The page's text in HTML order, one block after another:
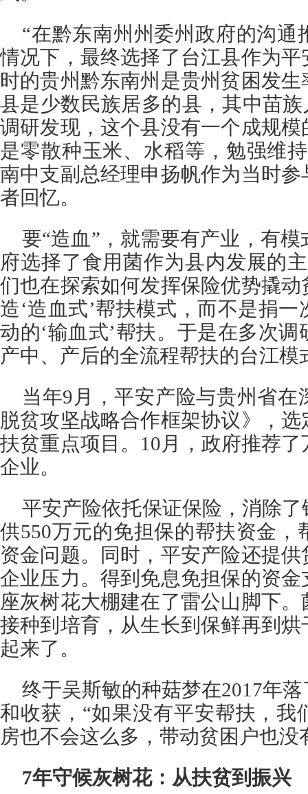
“在黔东南州州委州政府的沟通
情况下，最终选择了台江县作为
时的贵州黔东南州是贵州贫困发
县是少数民族居多的县，其中苗
调研发现，这个县没有一个成规
是零散种玉米、水稻等，勉强维
南中支副总经理申扬帆作为当时
者回忆。
要“造血”，就需要有产业，有
府选择了食用菌作为县内发展的
们也在探索如何发挥保险优势撬
造‘造血式’帮扶模式，而不是捐
动的‘输血式’帮扶。于是在多次
产中、产后的全流程帮扶的台江模
当年9月，平安产险与贵州省在
脱贫攻坚战略合作框架协议》，
扶贫重点项目。10月，政府推荐
企业。
平安产险依托保证保险，消除
供550万元的免担保的帮扶资金，
资金问题。同时，平安产险还提
企业压力。得到免息免担保的资
座灰树花大棚建在了雷公山脚下
接种到培育，从生长到保鲜再到
起来了。
终于吴斯敏的种菇梦在2017年
和收获，“如果没有平安帮扶，我
房也不会这么多，带动贫困户也没
7年守候灰树花：从扶贫到振兴